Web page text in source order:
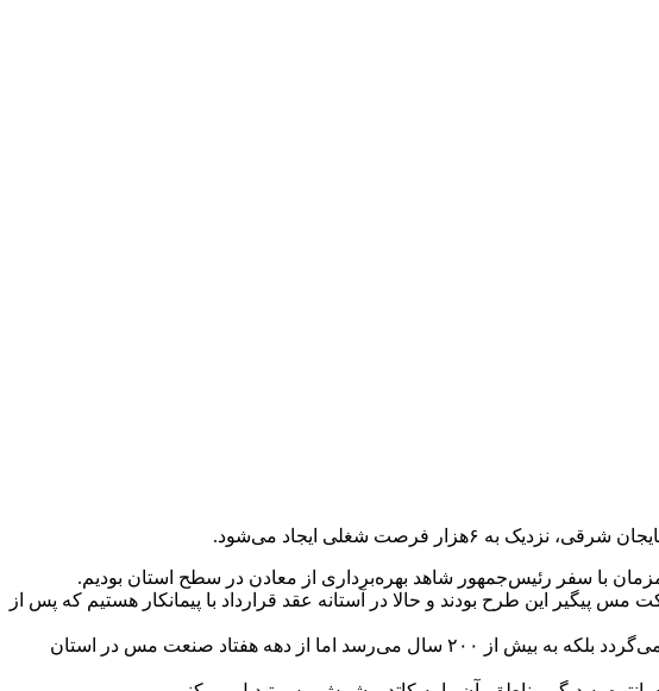
فرصت شغلی ایجاد می‌شود.
این طرح بودند و حالا در آستانه عقد قرارداد با پیمانکار هستیم که پس از
قائم‌مقام وزیر صنعت، معدن و تجارت ادامه داد: قدمت استخراج مس در آذربایجان شرقی به دهه‌ها و سال‌های گذشته باز نمی‌گردد بلکه به بیش از ۲۰۰ سال می‌رسد اما از دهه هفتاد صنعت مس در استان